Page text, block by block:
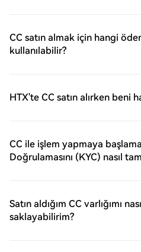
CC satın almak için hangi
kullanılabilir?
HTX'te CC satın alırken beni
CC ile işlem yapmaya
Doğrulamasını (KYC) nasıl
Satın aldığım CC varlığımı
saklayabilirim?